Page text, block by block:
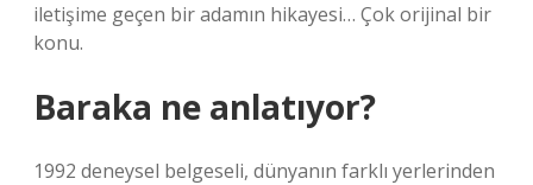
iletişime geçen bir adamın hikayesi… Çok orijinal bir
konu.
Baraka ne anlatıyor?
1992 deneysel belgeseli, dünyanın farklı yerlerinden